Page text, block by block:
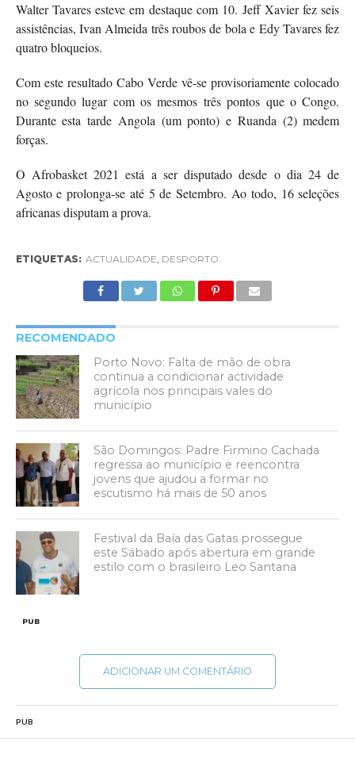
Walter Tavares esteve em destaque com 10. Jeff Xavier fez seis
assistências, Ivan Almeida três roubos de bola e Edy Tavares fez
quatro bloqueios.
Com este resultado Cabo Verde vê-se provisoriamente colocado
no segundo lugar com os mesmos três pontos que o Congo.
Durante esta tarde Angola (um ponto) e Ruanda (2) medem
forças.
O Afrobasket 2021 está a ser disputado desde o dia 24 de
Agosto e prolonga-se até 5 de Setembro. Ao todo, 16 seleções
africanas disputam a prova.
ETIQUETAS: ACTUALIDADE, DESPORTO
RECOMENDADO
Porto Novo: Falta de mão de obra
continua a condicionar actividade
agrícola nos principais vales do
município
São Domingos: Padre Firmino Cachada
regressa ao município e reencontra
jovens que ajudou a formar no
escutismo há mais de 50 anos
Festival da Baía das Gatas prossegue
este Sábado após abertura em grande
estilo com o brasileiro Leo Santana
PUB
ADICIONAR UM COMENTÁRIO
PUB